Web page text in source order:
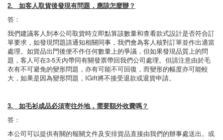
2. 如客人取貨後發現有問題，應該怎麼辦？
答：
我們建議客人到本公司取貨時立即點算該數量和查看款式設計是否符合訂
單要求，如發現問題請通知相關同事，我們會為客人核對訂單並作出適當
處理。如貨品出門後便不作任何數量上的爭議，但如果發現品質上的問
題，客人可在3-5天內帶同有關發票帶回我們公司處理。但請注意由於毛
衣有不可避免的變形問題，亦有可能不可回復，而變形的幅度亦可能較
大，如果是因為變形問題，IGift將不接受退款或退貨申請。
3. 如毛衫成品必須寄往外地，需要額外收費嗎？
答：
本公司可以提供有關的報關文件及安排貨品直接由我們的辦事處送出。或